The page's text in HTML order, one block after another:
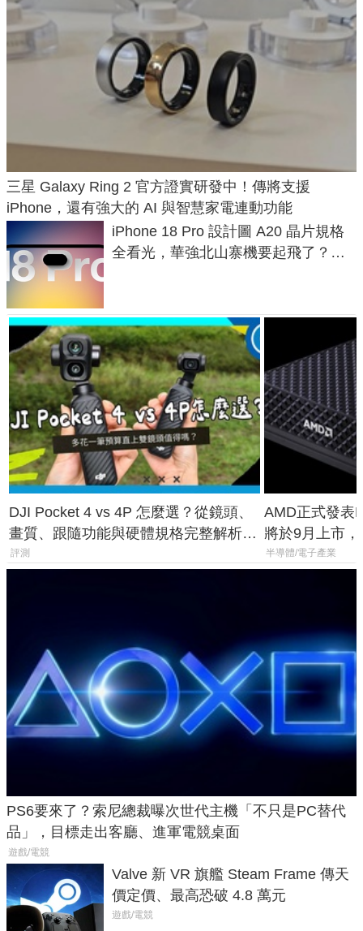
三星 Galaxy Ring 2 官方證實研發中！傳將支援
iPhone，還有強大的 AI 與智慧家電連動功能
iPhone 18 Pro 設計圖 A20 晶片規格
全看光，華強北山寨機要起飛了？專
DJI Pocket 4 vs 4P 怎麼選？從鏡頭、
畫質、跟隨功能與硬體規格完整解析，
一次看懂兩台差異
評測
AMD正式發表
將於9月上市
Max系列處理
半導體/電子產業
PS6要來了？索尼總裁曝次世代主機「不只是PC替代
品」，目標走出客廳、進軍電競桌面
遊戲/電競
Valve 新 VR 旗艦 Steam Frame 傳天
價定價、最高恐破 4.8 萬元
遊戲/電競